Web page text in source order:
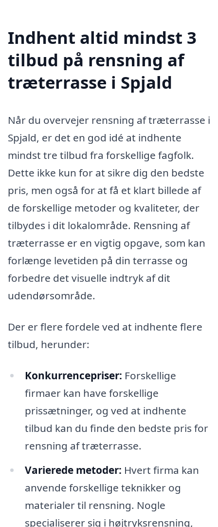
Indhent altid mindst 3
tilbud på rensning af
træterrasse i Spjald
Når du overvejer rensning af træterrasse i
Spjald, er det en god idé at indhente
mindst tre tilbud fra forskellige fagfolk.
Dette ikke kun for at sikre dig den bedste
pris, men også for at få et klart billede af
de forskellige metoder og kvaliteter, der
tilbydes i dit lokalområde. Rensning af
træterrasse er en vigtig opgave, som kan
forlænge levetiden på din terrasse og
forbedre det visuelle indtryk af dit
udendørsområde.
Der er flere fordele ved at indhente flere
tilbud, herunder:
Konkurrencepriser: Forskellige
firmaer kan have forskellige
prissætninger, og ved at indhente
tilbud kan du finde den bedste pris for
rensning af træterrasse.
Varierede metoder: Hvert firma kan
anvende forskellige teknikker og
materialer til rensning. Nogle
specialiserer sig i højtryksrensning,